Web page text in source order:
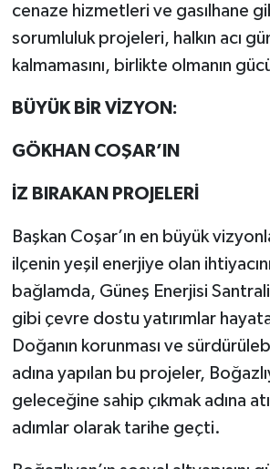
cenaze hizmetleri ve gasılhane
sorumluluk projeleri, halkın acı
kalmamasını, birlikte olmanın
BÜYÜK BİR VİZYON:
GÖKHAN COŞAR’IN
İZ BIRAKAN PROJELERİ
Başkan Coşar’ın en büyük
ilçenin yeşil enerjiye olan
bağlamda, Güneş Enerjisi
gibi çevre dostu yatırımlar
Doğanın korunması ve
adına yapılan bu projeler,
geleceğine sahip çıkmak adına
adımlar olarak tarihe geçti.